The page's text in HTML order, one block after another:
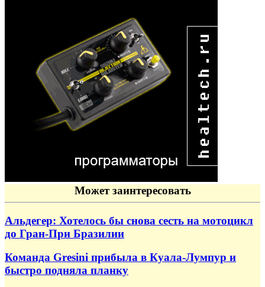
Может заинтересовать
Альдегер: Хотелось бы снова сесть на мотоцикл
до Гран-При Бразилии
Команда Gresini прибыла в Куала-Лумпур и
быстро подняла планку